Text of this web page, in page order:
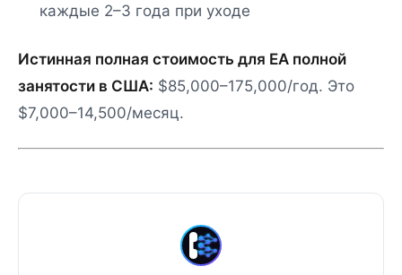
каждые 2–3 года при уходе
Истинная полная стоимость для EA полной
занятости в США: $85,000–175,000/год. Это
$7,000–14,500/месяц.